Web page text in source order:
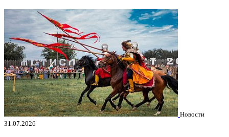
Новости
31.07.2026